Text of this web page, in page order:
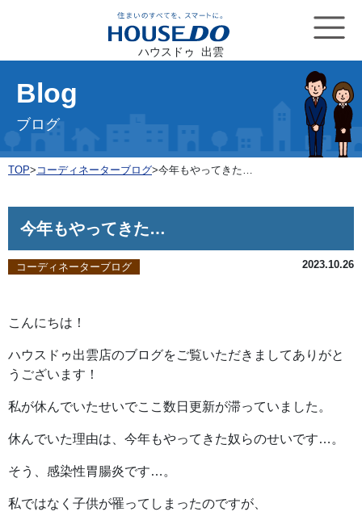
ハウスドゥ 出雲
Blog
ブログ
TOP> コーディネーターブログ>今年もやってきた…
今年もやってきた…
コーディネーターブログ 2023.10.26
こんにちは！
ハウスドゥ出雲店のブログをご覧いただきましてありがと
うございます！
私が休んでいたせいでここ数日更新が滞っていました。
休んでいた理由は、今年もやってきた奴らのせいです…。
そう、感染性胃腸炎です…。
私ではなく子供が罹ってしまったのですが、